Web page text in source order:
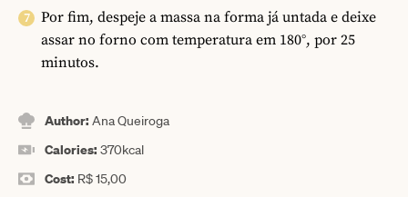
Por fim, despeje a massa na forma já untada e deixe
assar no forno com temperatura em 180°, por 25
minutos.
Author:Ana Queiroga
Calories:370kcal
Cost: R$ 15,00